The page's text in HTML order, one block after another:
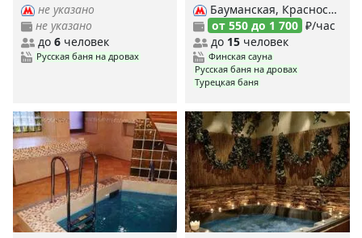
не указано
не указано
до 6 человек
Русская баня на дровах
Бауманская, Красносельская, Сокольники (Сокольническая), Сокольники (б. Кольцевая), Электрозаводская (б. Кольцевая), Электрозаводская (Арб.-Покровская),
от 550 до 1 700 ₽/час
до 15человек
Финская сауна
Русская баня на дровах
Турецкая баня